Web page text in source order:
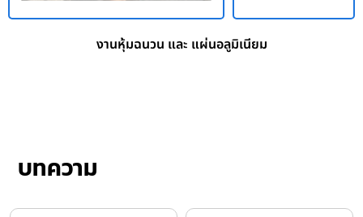
งานหุ้มฉนวน และ แผ่นอลูมิเนียม
บทความ